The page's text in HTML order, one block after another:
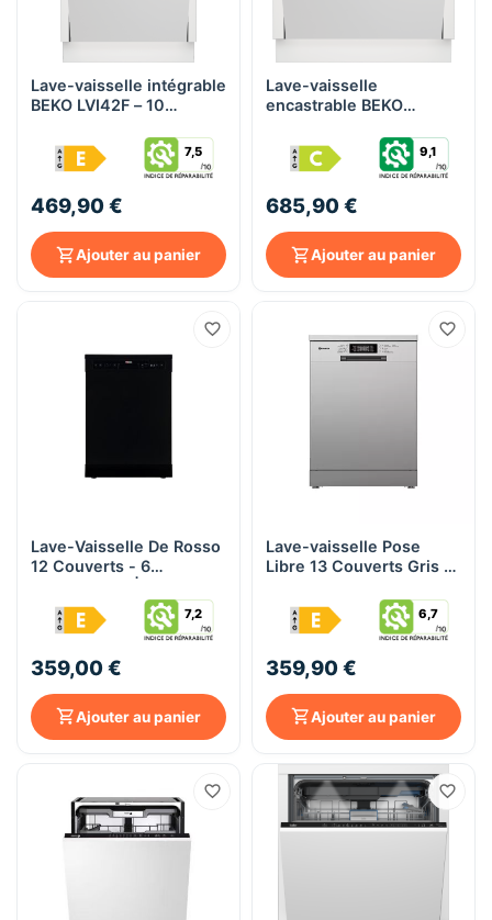
Lave-vaisselle intégrable
BEKO LVI42F – 10
Classe E
7,5
469,90 €
Ajouter au panier
Lave-vaisselle
encastrable BEKO
couverts, 44 dB,
AutoDose, AquaIntense
9,1
685,90 €
Ajouter au panier
Lave-Vaisselle De Rosso
12 Couverts - 6
7,2
359,00 €
Ajouter au panier
Lave-vaisselle Pose
Libre 13 Couverts Gris |
6,7
359,90 €
Ajouter au panier